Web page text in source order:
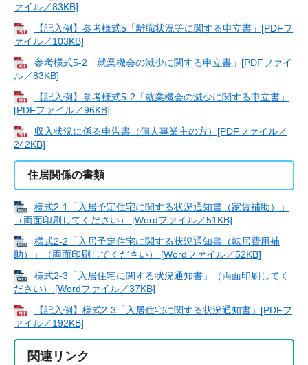
ァイル／83KB]
【記入例】参考様式5「離職状況等に関する申立書」[PDFフ
ァイル／103KB]
参考様式5-2「就業機会の減少に関する申立書」[PDFファイ
ル／83KB]
【記入例】参考様式5-2「就業機会の減少に関する申立書」
[PDFファイル／96KB]
収入状況に係る申告書（個人事業主の方）[PDFファイル／
242KB]
住居関係の書類
様式2-1「入居予定住宅に関する状況通知書（家賃補助）」
（両面印刷してください） [Wordファイル／51KB]
様式2-2「入居予定住宅に関する状況通知書（転居費用補
助）」（両面印刷してください） [Wordファイル／52KB]
様式2-3「入居住宅に関する状況通知書」（両面印刷してく
ださい） [Wordファイル／37KB]
【記入例】様式2-3「入居住宅に関する状況通知書」[PDFフ
ァイル／192KB]
関連リンク